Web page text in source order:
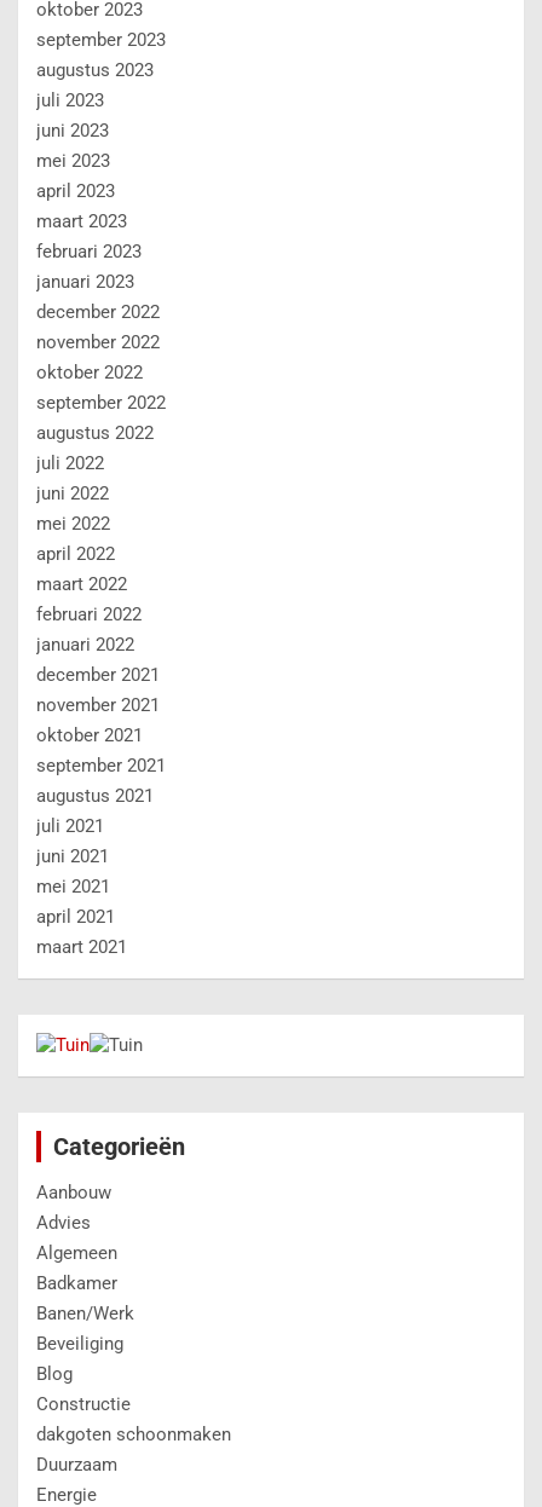
oktober 2023
september 2023
augustus 2023
juli 2023
juni 2023
mei 2023
april 2023
maart 2023
februari 2023
januari 2023
december 2022
november 2022
oktober 2022
september 2022
augustus 2022
juli 2022
juni 2022
mei 2022
april 2022
maart 2022
februari 2022
januari 2022
december 2021
november 2021
oktober 2021
september 2021
augustus 2021
juli 2021
juni 2021
mei 2021
april 2021
maart 2021
Categorieën
Aanbouw
Advies
Algemeen
Badkamer
Banen/Werk
Beveiliging
Blog
Constructie
dakgoten schoonmaken
Duurzaam
Energie